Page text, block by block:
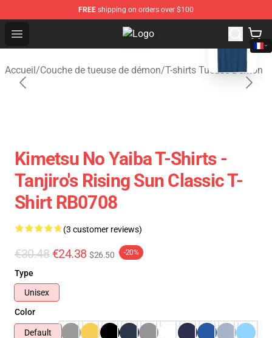
FREE shipping on orders over $100
Open menu Kimetsu no Yaiba Store - Official
Accueil/Couche de tueuse de démon/T-shirts Tueuse Demon
Kimetsu No Yaiba T-Shirts -
Tanjiro's Rising Sun Classic T-
Shirt RB0708
(3 customer reviews)
€30.48 €24.38 $26.50 -20%
Type
Unisex
Color
Default